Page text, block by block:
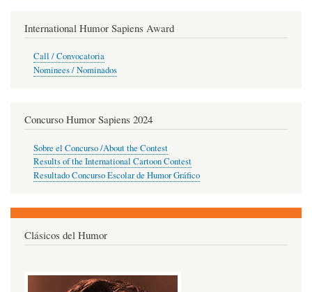
International Humor Sapiens Award
Call / Convocatoria
Nominees / Nominados
Concurso Humor Sapiens 2024
Sobre el Concurso /About the Contest
Results of the International Cartoon Contest
Resultado Concurso Escolar de Humor Gráfico
Clásicos del Humor